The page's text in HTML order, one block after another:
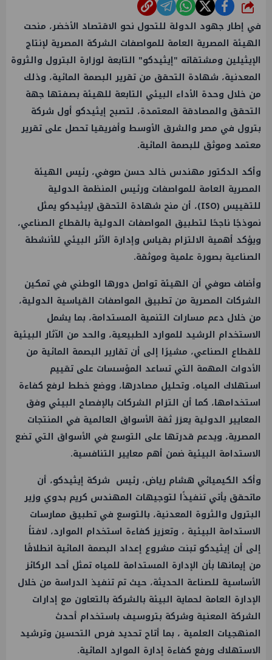
شارك
في إطار جهود الدولة للتحول نحو الاقتصاد الأخضر، منحت
الهيئة المصرية العامة للمواصفات الشركة المصرية لإنتاج
الإيثيلين ومشتقاته "إيثيدكو" التابعة لوزارة البترول والثروة
المعدنية، شهادة التحقق من تقرير البصمة المائية، وذلك
من خلال وحدة الأداء البيئي التابعة للهيئة بصفتها جهة
التحقق والمصادقة المعتمدة، لتصبح إيثيدكو أول شركة
بترول في مصر والشرق الأوسط وأفريقيا تحصل على تقرير
معتمد وموثق للبصمة المائية.
وأكد الدكتور مهندس خالد حسن صوفي، رئيس الهيئة
المصرية العامة للمواصفات ورئيس المنظمة الدولية
للتقييس (ISO)، أن منح شهادة التحقق لإيثيدكو يمثل
نموذجًا ناجحًا لتطبيق المواصفات الدولية بالقطاع الصناعي،
ويؤكد أهمية الالتزام بقياس وإدارة الأثر البيئي للأنشطة
الصناعية بصورة علمية وموثقة.
وأضاف صوفي أن الهيئة تواصل دورها الوطني في تمكين
الشركات المصرية من تطبيق المواصفات القياسية الدولية،
من خلال دعم مسارات التنمية المستدامة، بما يشمل
الاستخدام الرشيد للموارد الطبيعية، والحد من الآثار البيئية
للقطاع الصناعي، مشيرًا إلى أن تقارير البصمة المائية من
الأدوات المهمة التي تساعد المؤسسات على تقييم
استهلاك المياه، وتحليل مصادرها، ووضع خطط لرفع كفاءة
استخدامها، كما أن التزام الشركات بالإفصاح البيئي وفق
المعايير الدولية يعزز ثقة الأسواق العالمية في المنتجات
المصرية، ويدعم قدرتها على التوسع في الأسواق التي تضع
الاستدامة البيئية ضمن أهم معايير التنافسية.
وأكد الكيميائي هشام رياض، رئيس شركة إيثيدكو، أن
ماتحقق يأتي تنفيذًا لتوجيهات المهندس كريم بدوي وزير
البترول والثروة المعدنية، بالتوسع في تطبيق ممارسات
الاستدامة البيئية ، وتعزيز كفاءة استخدام الموارد، لافتاً
إلى أن إيثيدكو تبنت مشروع إعداد البصمة المائية انطلاقًا
من إيمانها بأن الإدارة المستدامة للمياه تمثل أحد الركائز
الأساسية للصناعة الحديثة، حيث تم تنفيذ الدراسة من خلال
الإدارة العامة لحماية البيئة بالشركة بالتعاون مع إدارات
الشركة المعنية وشركة بتروسيف باستخدام أحدث
المنهجيات العلمية ، بما أتاح تحديد فرص التحسين وترشيد
الاستهلاك ورفع كفاءة إدارة الموارد المائية.